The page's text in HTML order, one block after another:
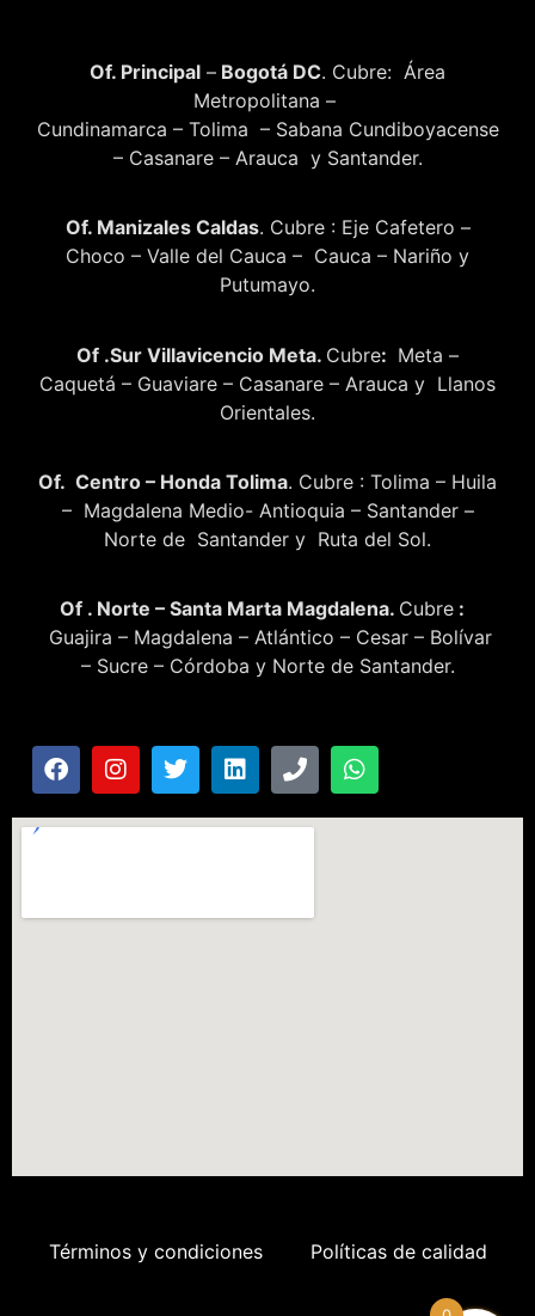
Of. Principal – Bogotá DC. Cubre: Área
Metropolitana –
Cundinamarca – Tolima – Sabana Cundiboyacense
– Casanare – Arauca y Santander.
Of. Manizales Caldas. Cubre : Eje Cafetero –
Choco – Valle del Cauca – Cauca – Nariño y
Putumayo.
Of .Sur Villavicencio Meta. Cubre: Meta –
Caquetá – Guaviare – Casanare – Arauca y Llanos
Orientales.
Of. Centro – Honda Tolima. Cubre : Tolima – Huila
– Magdalena Medio- Antioquia – Santander –
Norte de Santander y Ruta del Sol.
Of . Norte – Santa Marta Magdalena. Cubre :
Guajira – Magdalena – Atlántico – Cesar – Bolívar
– Sucre – Córdoba y Norte de Santander.
Términos y condiciones Políticas de calidad